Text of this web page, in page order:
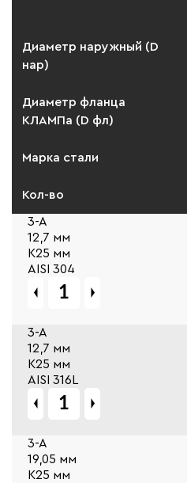
Диаметр наружный (D
нар)
Диаметр фланца
КЛАМПа (D фл)
Марка стали
Кол-во
3-A
12,7 мм
К25 мм
AISI 304
3-A
12,7 мм
К25 мм
AISI 316L
3-A
19,05 мм
К25 мм